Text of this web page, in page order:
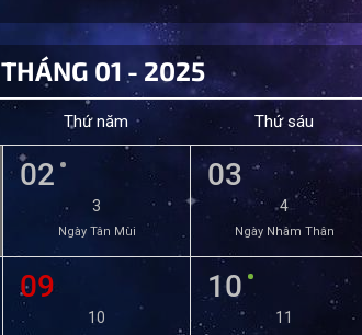
THÁNG 01 - 2025
Thứ năm Thứ sáu
02
3
Ngày Tân Mùi
03
4
Ngày Nhâm Thân
09
10
10
11